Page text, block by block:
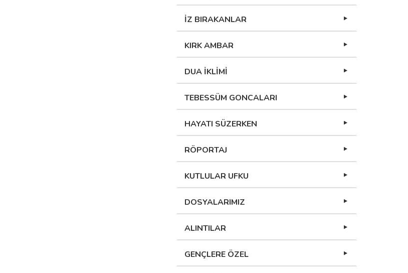
İZ BIRAKANLAR
KIRK AMBAR
DUA İKLİMİ
TEBESSÜM GONCALARI
HAYATI SÜZERKEN
RÖPORTAJ
KUTLULAR UFKU
DOSYALARIMIZ
ALINTILAR
GENÇLERE ÖZEL